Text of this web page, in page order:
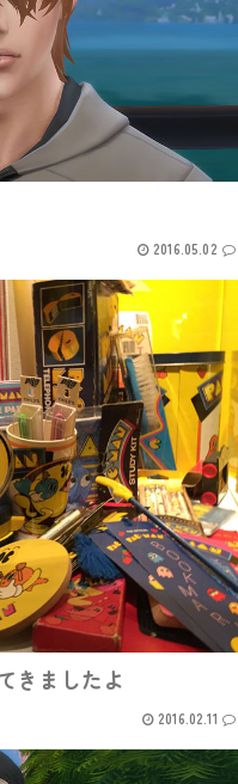
2016.05.02
きましたよ
2016.02.11